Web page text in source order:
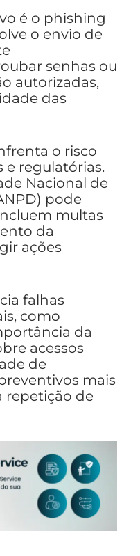
é o phishing
o envio de
senhas ou
autorizadas,
das
o risco
e regulatórias.
Nacional de
pode
multas
da
ações
falhas
como
da
acessos
de
mais
repetição de